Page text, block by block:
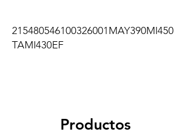
215480546100326001MAY390MI450
TAMI430EF
Productos